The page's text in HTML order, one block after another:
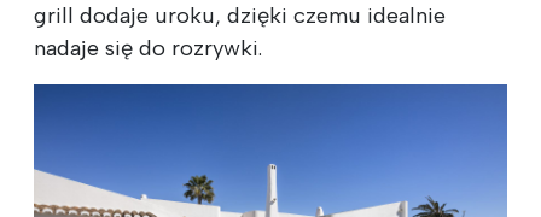
grill dodaje uroku, dzięki czemu idealnie
nadaje się do rozrywki.